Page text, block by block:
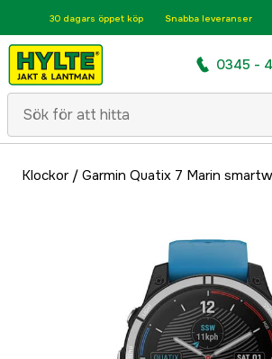
30 dagars öppet köp Snabba leveranser
0345 -
Klockor/ Garmin Quatix 7 Marin